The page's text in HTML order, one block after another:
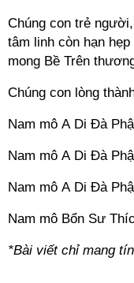
Chúng con trẻ
tâm linh còn hạn
mong Bề Trên
Chúng con lòng
Nam mô A Di Đà
Nam mô A Di Đà
Nam mô A Di Đà
Nam mô Bổn Sư
*Bài viết chỉ mang